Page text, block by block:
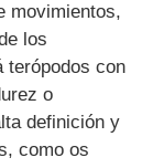
movimientos,
los
terópodos con
o
definición y
como os